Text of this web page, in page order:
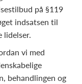
på §119
indsatsen til
lidelser.
vi med
behandlingen og